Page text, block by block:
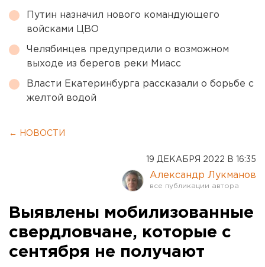
Путин назначил нового командующего
войсками ЦВО
Челябинцев предупредили о возможном
выходе из берегов реки Миасс
Власти Екатеринбурга рассказали о борьбе с
желтой водой
← НОВОСТИ
19 ДЕКАБРЯ 2022 В 16:35
Александр Лукманов
Выявлены мобилизованные
свердловчане, которые с
сентября не получают